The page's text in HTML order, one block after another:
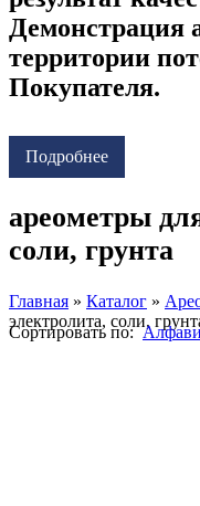
Демонстрация
территории
Покупателя.
Подробнее
ареометры
соли, грунта
Главная » Каталог »
электролита, соли,
Сортировать по: